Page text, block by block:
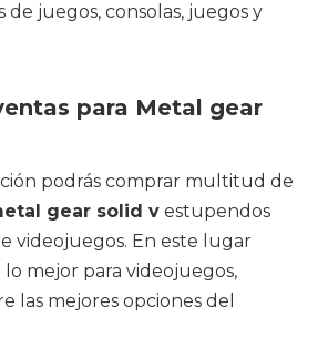
de juegos, consolas, juegos y
para Metal gear
podrás comprar multitud de
gear solid v estupendos
videojuegos. En este lugar
mejor para videojuegos,
las mejores opciones del